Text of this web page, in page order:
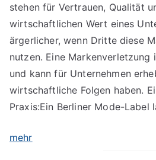
stehen für Vertrauen, Qualität
wirtschaftlichen Wert eines
ärgerlicher, wenn Dritte diese
nutzen. Eine Markenverletzung
und kann für Unternehmen
wirtschaftliche Folgen haben.
Praxis:Ein Berliner Mode-Label
mehr